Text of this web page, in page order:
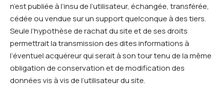
n’est publiée à l’insu de l’utilisateur, échangée, transférée,
cédée ou vendue sur un support quelconque à des tiers.
Seule l’hypothèse de rachat du site et de ses droits
permettrait la transmission des dites informations à
l’éventuel acquéreur qui serait à son tour tenu de la même
obligation de conservation et de modification des
données vis à vis de l’utilisateur du site.